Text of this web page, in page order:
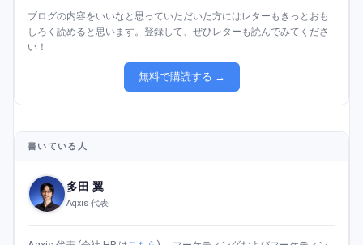
ブログの内容をいいなと思っていただいた方にはレターもきっとおも
しろく読めると思います。登録して、ぜひレターも読んでみてくださ
い！
無料で購読する →
書いている人
多田 翼
Aqxis 代表